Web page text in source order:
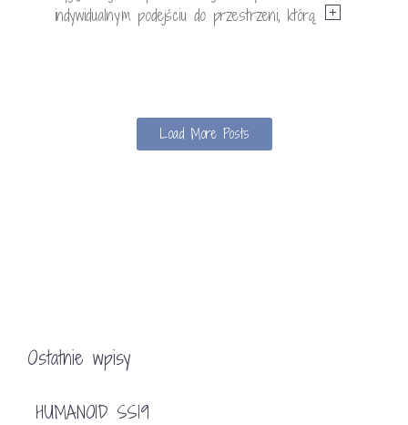
indywidualnym podejściu do przestrzeni, którą
Load More Posts
Ostatnie wpisy
HUMANOID SS19